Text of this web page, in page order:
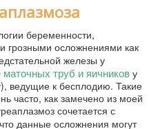
беременности,
грозными осложнениями как
железы у
маточных труб и яичников у
ведущие к бесплодию. Такие
часто, как замечено из моей
сочетается с
данные осложнения могут